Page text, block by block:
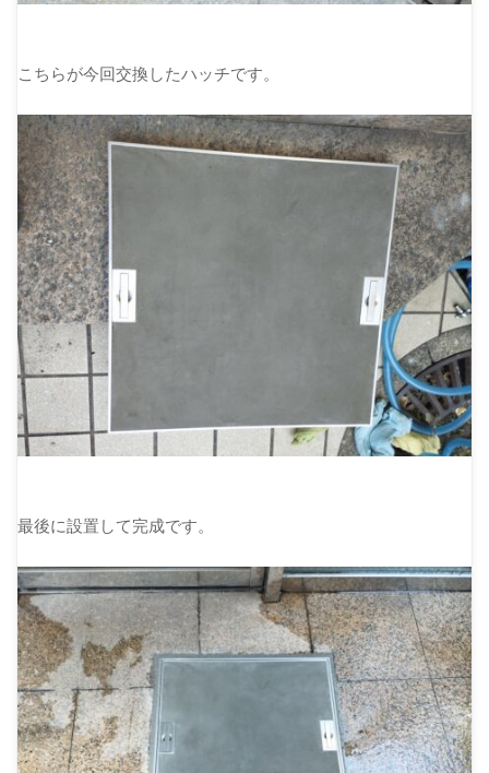
こちらが今回交換したハッチです。
最後に設置して完成です。